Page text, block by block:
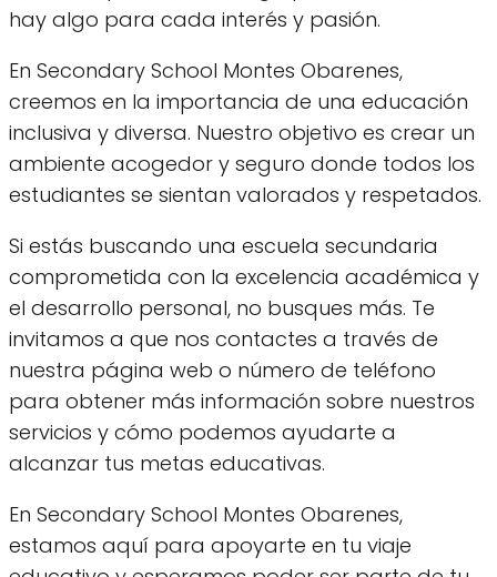
hay algo para cada interés y pasión.
En Secondary School Montes Obarenes,
creemos en la importancia de una educación
inclusiva y diversa. Nuestro objetivo es crear un
ambiente acogedor y seguro donde todos los
estudiantes se sientan valorados y respetados.
Si estás buscando una escuela secundaria
comprometida con la excelencia académica y
el desarrollo personal, no busques más. Te
invitamos a que nos contactes a través de
nuestra página web o número de teléfono
para obtener más información sobre nuestros
servicios y cómo podemos ayudarte a
alcanzar tus metas educativas.
En Secondary School Montes Obarenes,
estamos aquí para apoyarte en tu viaje